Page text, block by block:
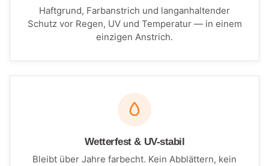
Haftgrund, Farbanstrich und langanhaltender
Schutz vor Regen, UV und Temperatur — in einem
einzigen Anstrich.
Wetterfest & UV-stabil
Bleibt über Jahre farbecht. Kein Abblättern, kein